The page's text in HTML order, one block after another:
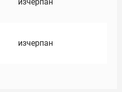
изчерпан